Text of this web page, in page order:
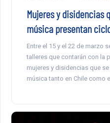
Mujeres y disidencias
música presentan
Entre el 15 y el 22 de marzo
talleres que contarán con la
mujeres y disidencias que
música tanto en Chile como